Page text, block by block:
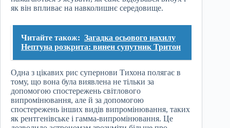
як він впливає на навколишнє середовище.
Читайте також: Загадка осьового нахилу
Нептуна розкрита: винен супутник Тритон
Одна з цікавих рис супернови Тихона полягає в
тому, що вона була виявлена не тільки за
допомогою спостережень світлового
випромінювання, але й за допомогою
спостережень інших видів випромінювання, таких
як рентгенівське і гамма-випромінювання. Це